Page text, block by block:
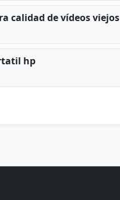
calidad de vídeos viejos
hp